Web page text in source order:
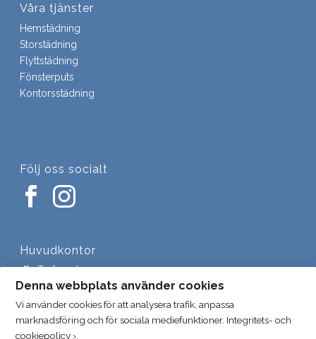
Våra tjänster
Hemstädning
Storstädning
Flyttstädning
Fönsterputs
Kontorsstädning
Följ oss socialt
Huvudkontor
Trefasgatan 4
721 30 Västerås
021-448 40 40
kontakt@stadhem.se
Denna webbplats använder cookies
Vi använder cookies för att analysera trafik, anpassa
marknadsföring och för sociala mediefunktioner. Integritets- och
cookiepolicy ›